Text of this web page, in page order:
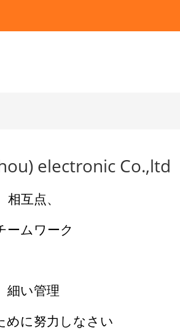
electronic Co.,ltd
相互点、
ームワーク
細い管理
めに努力しなさい